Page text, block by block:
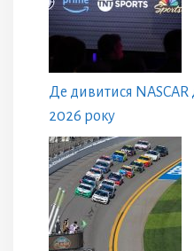
Де дивитися
2026 року